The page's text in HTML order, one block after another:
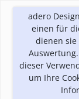
adero
einen für
dienen
dieser
um Ihre